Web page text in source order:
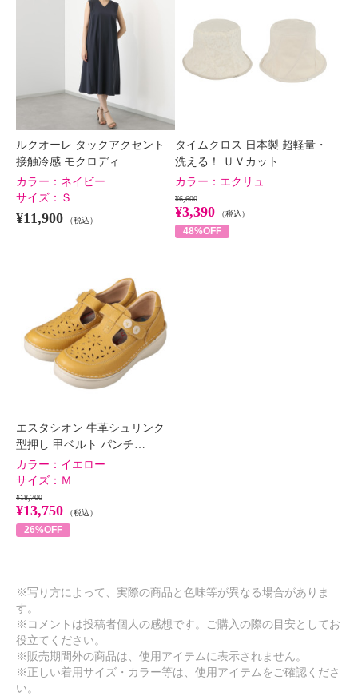
ルクオーレ タックアクセント
接触冷感 モクロディ …
カラー： ネイビー
サイズ： Ｓ
¥11,900 （税込）
タイムクロス 日本製 超軽量・
洗える！ ＵＶカット …
カラー： エクリュ
¥6,600
¥3,390 （税込）
48%OFF
エスタシオン 牛革シュリンク
型押し 甲ベルト パンチ…
カラー： イエロー
サイズ： Ｍ
¥18,700
¥13,750 （税込）
26%OFF
※写り方によって、実際の商品と色味等が異なる場合がありま
す。
※コメントは投稿者個人の感想です。ご購入の際の目安としてお
役立てください。
※販売期間外の商品は、使用アイテムに表示されません。
※正しい着用サイズ・カラー等は、使用アイテムをご確認くださ
い。